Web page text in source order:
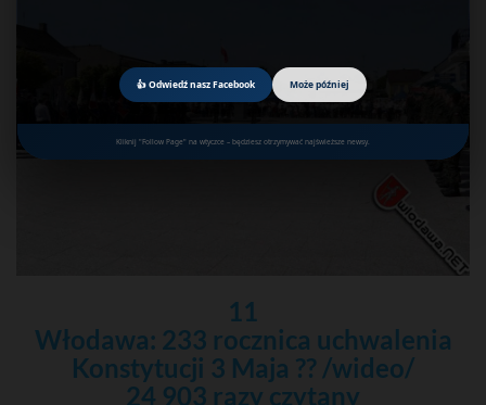
👍 Odwiedź nasz Facebook Może później
Kliknij "Follow Page" na wtyczce – będziesz otrzymywać najświeższe newsy.
11
Włodawa: 233 rocznica uchwalenia
Konstytucji 3 Maja ?? /wideo/
24 903 razy czytany